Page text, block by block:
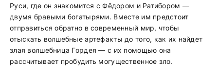
Руси, где он знакомится с Фёдором и Ратибором —
двумя бравыми богатырями. Вместе им предстоит
отправиться обратно в современный мир, чтобы
отыскать волшебные артефакты до того, как их найдет
злая волшебница Гордея — с их помощью она
рассчитывает пробудить могущественное зло.